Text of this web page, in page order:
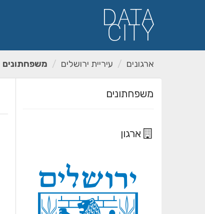
ארגונים עיריית ירושלים משפחתונים
משפחתונים
ארגון